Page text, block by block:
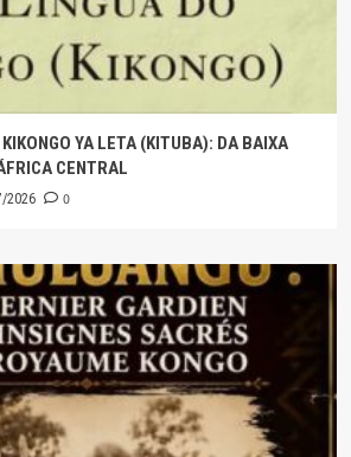
YA LETA (KITUBA): DA BAIXA
CENTRAL
2026 0